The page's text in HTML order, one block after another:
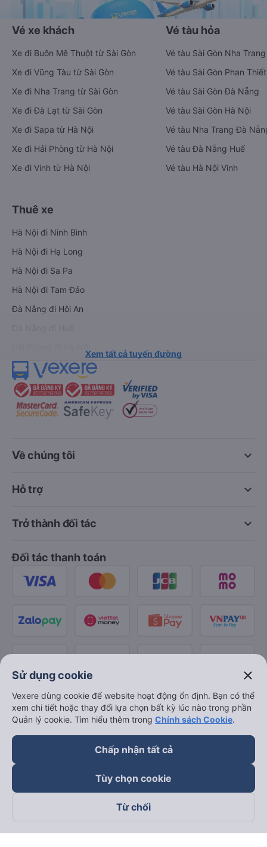
Vé xe khách
Xe đi Buôn Mê Thuột từ Sài Gòn
Xe đi Vũng Tàu từ Sài Gòn
Xe đi Nha Trang từ Sài Gòn
Xe đi Đà Lạt từ Sài Gòn
Xe đi Sapa từ Hà Nội
Xe đi Hải Phòng từ Hà Nội
Xe đi Vinh từ Hà Nội
Vé tàu hỏa
Vé tàu Sài Gòn Nha Trang
Vé tàu Sài Gòn Phan Thiết
Vé tàu Sài Gòn Đà Nẵng
Vé tàu Sài Gòn Hà Nội
Vé tàu Nha Trang Đà
Vé tàu Đà Nẵng Huế
Vé tàu Hà Nội Vinh
Thuê xe
Hà Nội đi Ninh Bình
Hà Nội đi Hạ Long
Hà Nội đi Sa Pa
Hà Nội đi Tam Đảo
Đà Nẵng đi Hội An
Xem tất cả tuyến đường
keyboard_arrow_down
Về chúng tôi
keyboard_arrow_down
Hỗ trợ
keyboard_arrow_down
Trở thành đối tác
Đối tác thanh toán
Theo dõi chúng tôi trên
Sử dụng cookie close
Vexere dùng cookie để website hoạt động ổn định. Bạn có thể
xem chi tiết hoặc thay đổi lựa chọn bất kỳ lúc nào trong phần
Quản lý cookie. Tìm hiểu thêm trong Chính sách Cookie.
Chấp nhận tất cả
Tùy chọn cookie
Từ chối